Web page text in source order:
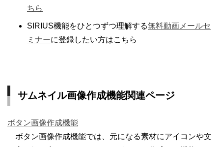
ちら
SIRIUS機能をひとつずつ理解する無料動画メールセ
ミナーに登録したい方はこちら
サムネイル画像作成機能関連ページ
ボタン画像作成機能
ボタン画像作成機能では、元になる素材にアイコンや文